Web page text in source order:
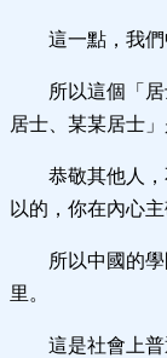
這一點，我們
所以這個「
居士、某某居士
恭敬其他人
以的，你在內心
所以中國的
里。
這是社會上